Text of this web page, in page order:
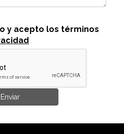
y acepto los términos
Enviar